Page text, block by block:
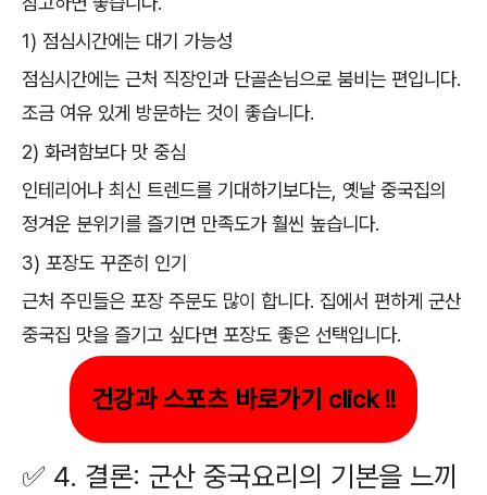
1) 점심시간에는 대기 가능성
점심시간에는 근처 직장인과 단골손님으로 붐비는 편입니다.
조금 여유 있게 방문하는 것이 좋습니다.
2) 화려함보다 맛 중심
인테리어나 최신 트렌드를 기대하기보다는, 옛날 중국집의
정겨운 분위기를 즐기면 만족도가 훨씬 높습니다.
3) 포장도 꾸준히 인기
근처 주민들은 포장 주문도 많이 합니다. 집에서 편하게 군산
중국집 맛을 즐기고 싶다면 포장도 좋은 선택입니다.
건강과 스포츠 바로가기 click !!
✅ 4. 결론: 군산 중국요리의 기본을 느끼